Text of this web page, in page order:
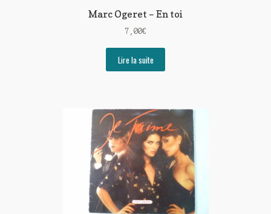
Marc Ogeret – En toi
7,00€
Lire la suite